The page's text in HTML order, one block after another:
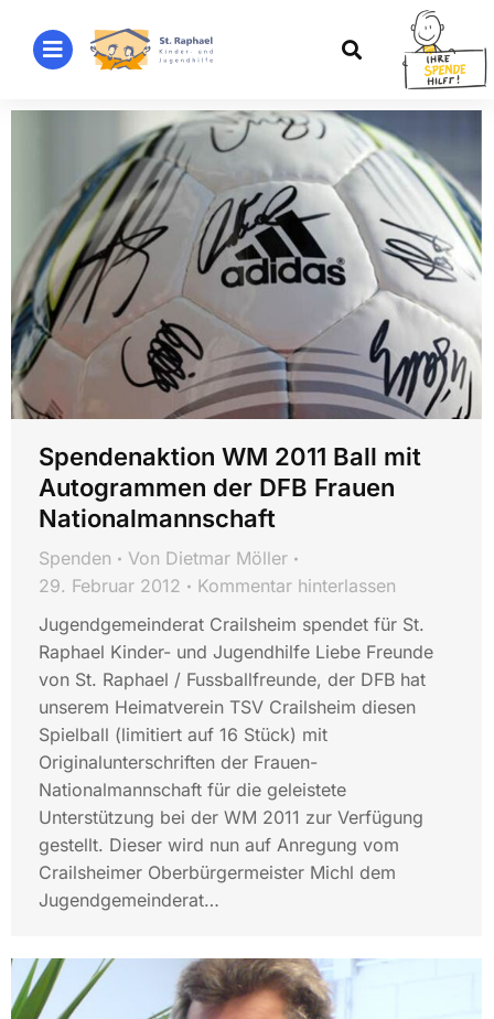
Spendenaktion WM 2011 Ball mit
Autogrammen der DFB Frauen
Nationalmannschaft
Spenden Von Dietmar Möller
29. Februar 2012
Kommentar hinterlassen
Jugendgemeinderat Crailsheim spendet für St.
Raphael Kinder- und Jugendhilfe Liebe Freunde
von St. Raphael / Fussballfreunde, der DFB hat
unserem Heimatverein TSV Crailsheim diesen
Spielball (limitiert auf 16 Stück) mit
Originalunterschriften der Frauen-
Nationalmannschaft für die geleistete
Unterstützung bei der WM 2011 zur Verfügung
gestellt. Dieser wird nun auf Anregung vom
Crailsheimer Oberbürgermeister Michl dem
Jugendgemeinderat…